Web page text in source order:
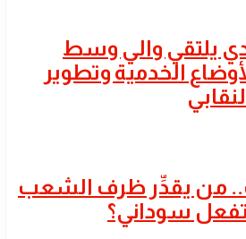
يلتقي والي وسط
الخدمية وتطوير
من يقدِّر ظرف الشعب
تفعل سوداني؟